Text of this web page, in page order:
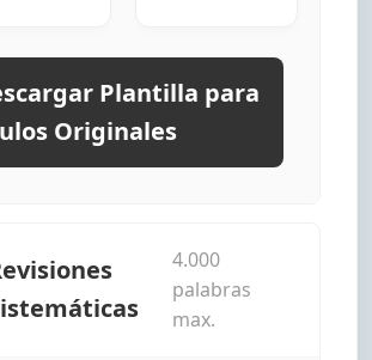
Plantilla para
Originales
4.000
palabras
max.